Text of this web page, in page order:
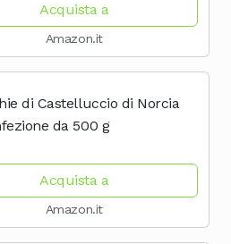
Acquista a
Amazon.it
di Castelluccio di Norcia
da 500 g
Acquista a
Amazon.it